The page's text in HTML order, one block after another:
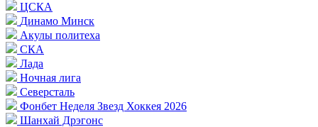
ЦСКА
Динамо Минск
Акулы политеха
СКА
Лада
Ночная лига
Северсталь
Фонбет Неделя Звезд Хоккея 2026
Шанхай Дрэгонс